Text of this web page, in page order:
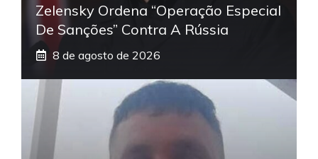
Zelensky Ordena “operação Especial
De Sanções” Contra A Rússia
8 de agosto de 2026